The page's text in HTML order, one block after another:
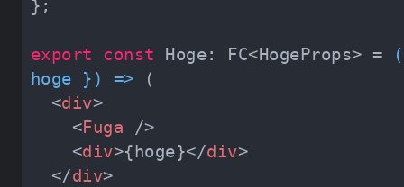
export const Hoge: FC<HogeProps> = (
hoge } ) =>
<div>
<Fuga />
<div>{hoge}</div>
</div>